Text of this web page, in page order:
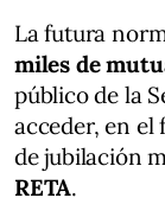
La futura
miles de
público de la
acceder, en el
de jubilación
RETA.